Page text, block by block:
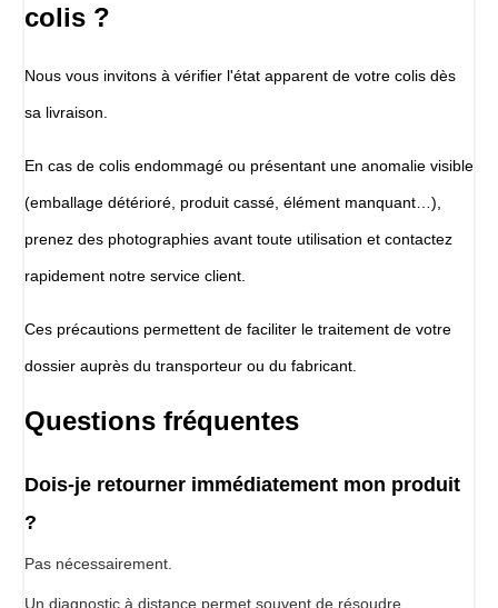
colis ?
Nous vous invitons à vérifier l'état apparent de votre colis dès
sa livraison.
En cas de colis endommagé ou présentant une anomalie visible
(emballage détérioré, produit cassé, élément manquant…),
prenez des photographies avant toute utilisation et contactez
rapidement notre service client.
Ces précautions permettent de faciliter le traitement de votre
dossier auprès du transporteur ou du fabricant.
Questions fréquentes
Dois-je retourner immédiatement mon produit
?
Pas nécessairement.
Un diagnostic à distance permet souvent de résoudre